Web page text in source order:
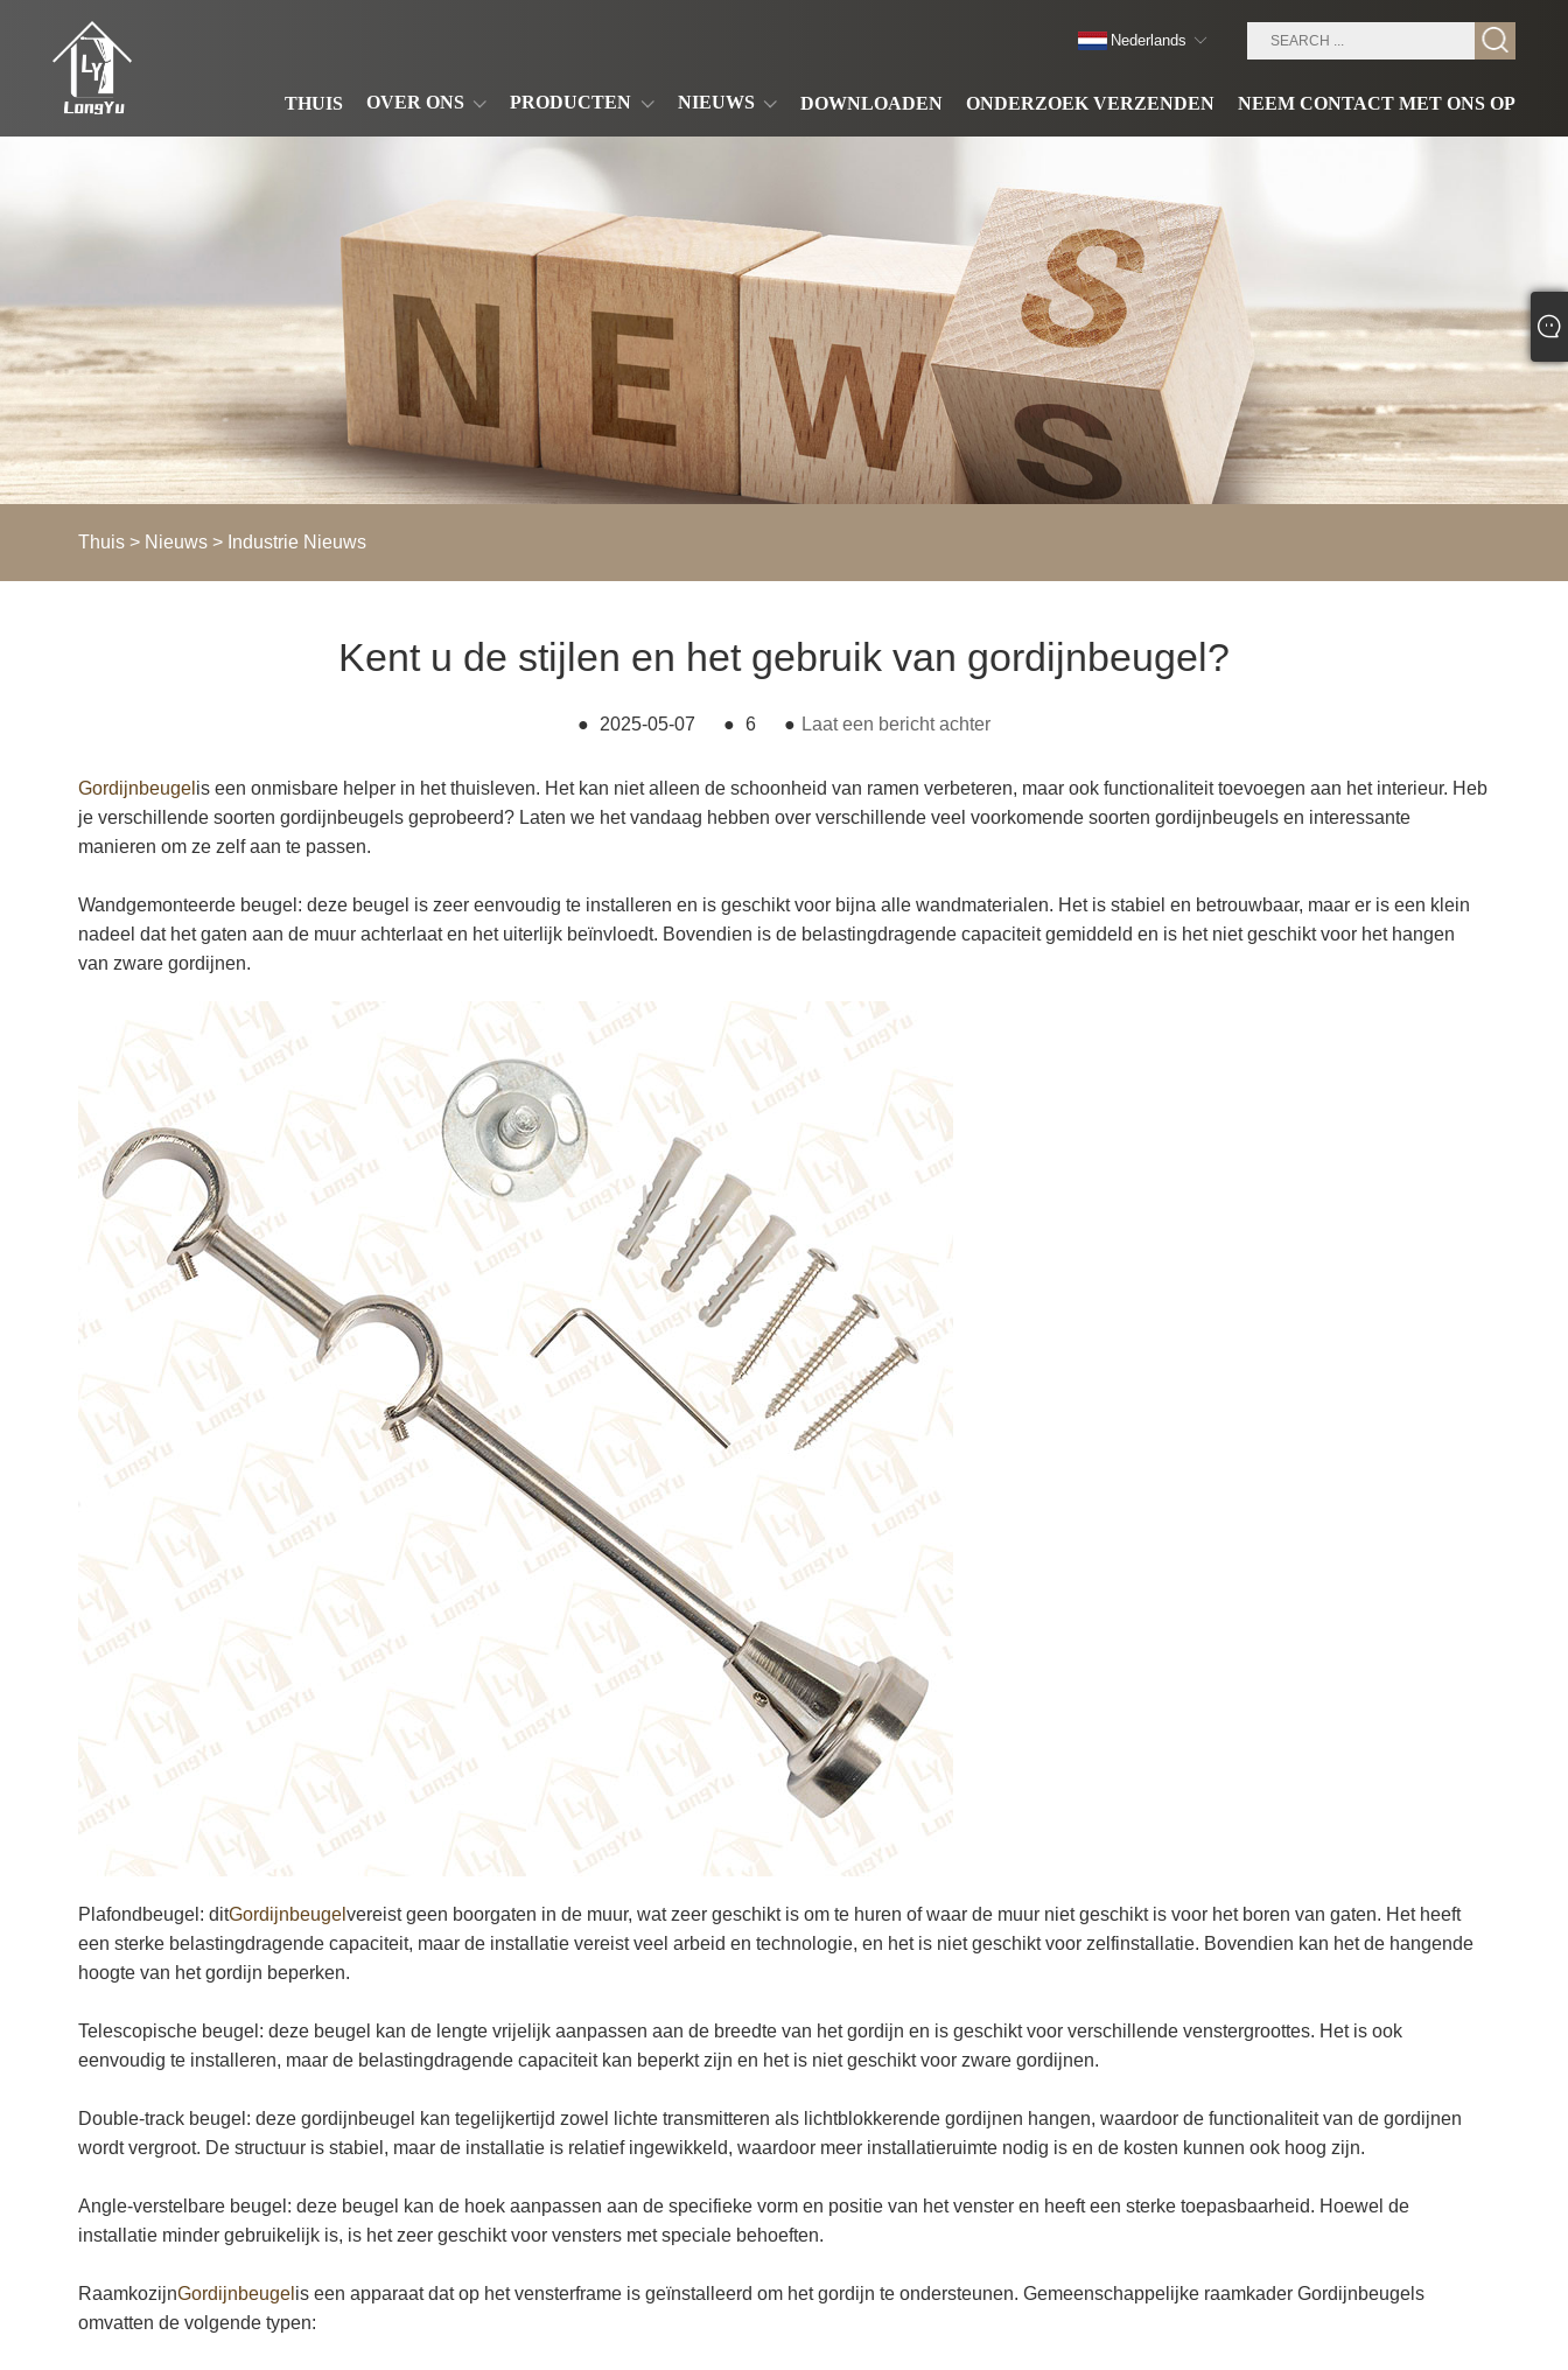
THUIS OVER ONS PRODUCTEN NIEUWS DOWNLOADEN ONDERZOEK VERZENDEN NEEM CONTACT MET ONS OP
Nederlands
Thuis > Nieuws > Industrie Nieuws
Kent u de stijlen en het gebruik van gordijnbeugel?
● 2025-05-07 ● 6 ● Laat een bericht achter
Gordijnbeugel is een onmisbare helper in het thuisleven. Het kan niet alleen de schoonheid van ramen verbeteren, maar ook functionaliteit toevoegen aan het interieur. Heb
je verschillende soorten gordijnbeugels geprobeerd? Laten we het vandaag hebben over verschillende veel voorkomende soorten gordijnbeugels en interessante
manieren om ze zelf aan te passen.
Wandgemonteerde beugel: deze beugel is zeer eenvoudig te installeren en is geschikt voor bijna alle wandmaterialen. Het is stabiel en betrouwbaar, maar er is een klein
nadeel dat het gaten aan de muur achterlaat en het uiterlijk beïnvloedt. Bovendien is de belastingdragende capaciteit gemiddeld en is het niet geschikt voor het hangen
van zware gordijnen.
Plafondbeugel: ditGordijnbeugelvereist geen boorgaten in de muur, wat zeer geschikt is om te huren of waar de muur niet geschikt is voor het boren van gaten. Het heeft
een sterke belastingdragende capaciteit, maar de installatie vereist veel arbeid en technologie, en het is niet geschikt voor zelfinstallatie. Bovendien kan het de hangende
hoogte van het gordijn beperken.
Telescopische beugel: deze beugel kan de lengte vrijelijk aanpassen aan de breedte van het gordijn en is geschikt voor verschillende venstergroottes. Het is ook
eenvoudig te installeren, maar de belastingdragende capaciteit kan beperkt zijn en het is niet geschikt voor zware gordijnen.
Double-track beugel: deze gordijnbeugel kan tegelijkertijd zowel lichte transmitteren als lichtblokkerende gordijnen hangen, waardoor de functionaliteit van de gordijnen
wordt vergroot. De structuur is stabiel, maar de installatie is relatief ingewikkeld, waardoor meer installatieruimte nodig is en de kosten kunnen ook hoog zijn.
Angle-verstelbare beugel: deze beugel kan de hoek aanpassen aan de specifieke vorm en positie van het venster en heeft een sterke toepasbaarheid. Hoewel de
installatie minder gebruikelijk is, is het zeer geschikt voor vensters met speciale behoeften.
RaamkozijnGordijnbeugel is een apparaat dat op het vensterframe is geïnstalleerd om het gordijn te ondersteunen. Gemeenschappelijke raamkader Gordijnbeugels
omvatten de volgende typen: